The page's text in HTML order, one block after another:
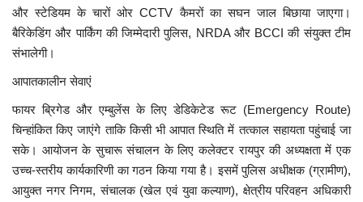
और स्टेडियम के चारों ओर CCTV कैमरों का सघन जाल बिछाया जाएगा।
बैरिकेडिंग और पार्किंग की जिम्मेदारी पुलिस, NRDA और BCCI की संयुक्त टीम
संभालेगी।
आपातकालीन सेवाएं
फायर ब्रिगेड और एम्बुलेंस के लिए डेडिकेटेड रूट (Emergency Route)
चिन्हांकित किए जाएंगे ताकि किसी भी आपात स्थिति में तत्काल सहायता पहुंचाई जा
सके। आयोजन के सुचारू संचालन के लिए कलेक्टर रायपुर की अध्यक्षता में एक
उच्च-स्तरीय कार्यकारिणी का गठन किया गया है। इसमें पुलिस अधीक्षक (ग्रामीण),
आयुक्त नगर निगम, संचालक (खेल एवं युवा कल्याण), क्षेत्रीय परिवहन अधिकारी